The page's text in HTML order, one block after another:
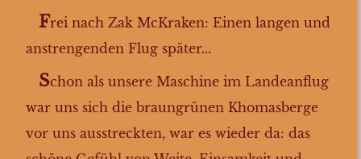
in den Etosha
im Etosha N.P.
Tsumeb
Frei nach Zak McKraken: Einen langen und
anstrengenden Flug später...
Schon als unsere Maschine im Landeanflug
war uns sich die braungrünen Khomasberge
vor uns ausstreckten, war es wieder da: das